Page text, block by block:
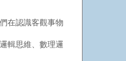
在認識客觀事物
輯思維、數理邏